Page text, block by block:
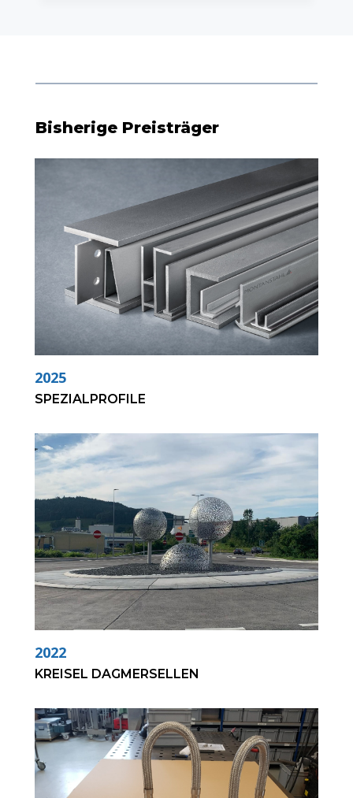
Bisherige Preisträger
2025
SPEZIALPROFILE
2022
KREISEL DAGMERSELLEN